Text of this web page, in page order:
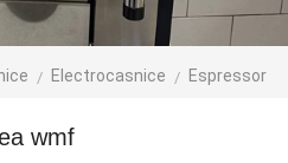
Electrocasnice Espressor
wmf